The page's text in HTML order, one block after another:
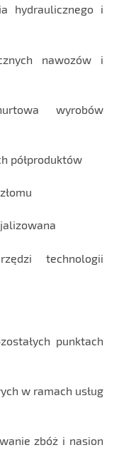
hydraulicznego i
nawozów i
wyrobów
półproduktów
technologii
punktach
w ramach usług
zbóż i nasion